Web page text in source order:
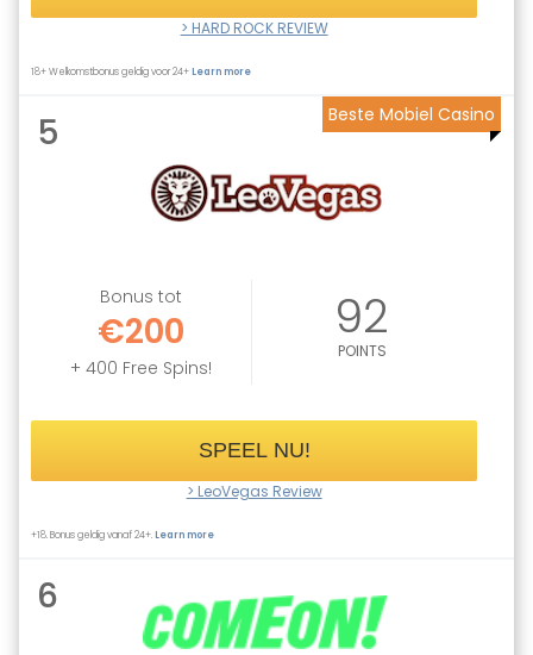
> HARD ROCK REVIEW
18+ Welkomstbonus geldig voor 24+Learn more
Beste Mobiel Casino
5
Bonus tot
€200
+ 400 Free Spins!
92
POINTS
SPEEL NU!
> LeoVegas Review
+18. Bonus geldig vanaf 24+.Learn more
6